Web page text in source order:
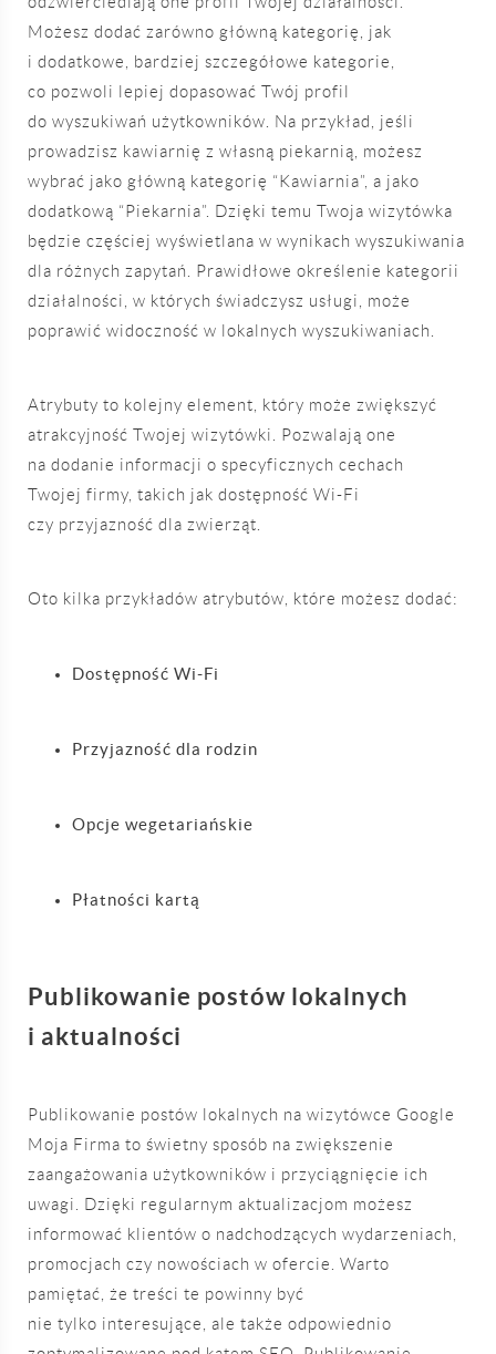
Możesz dodać zarówno główną kategorię, jak
i dodatkowe, bardziej szczegółowe kategorie,
co pozwoli lepiej dopasować Twój profil
do wyszukiwań użytkowników. Na przykład, jeśli
prowadzisz kawiarnię z własną piekarnią, możesz
wybrać jako główną kategorię “Kawiarnia”, a jako
dodatkową “Piekarnia”. Dzięki temu Twoja wizytówka
będzie częściej wyświetlana w wynikach wyszukiwania
dla różnych zapytań. Prawidłowe określenie kategorii
działalności, w których świadczysz usługi, może
poprawić widoczność w lokalnych wyszukiwaniach.
Atrybuty to kolejny element, który może zwiększyć
atrakcyjność Twojej wizytówki. Pozwalają one
na dodanie informacji o specyficznych cechach
Twojej firmy, takich jak dostępność Wi-Fi
czy przyjazność dla zwierząt.
Oto kilka przykładów atrybutów, które możesz dodać:
Dostępność Wi-Fi
Przyjazność dla rodzin
Opcje wegetariańskie
Płatności kartą
Publikowanie postów lokalnych
i aktualności
Publikowanie postów lokalnych na wizytówce Google
Moja Firma to świetny sposób na zwiększenie
zaangażowania użytkowników i przyciągnięcie ich
uwagi. Dzięki regularnym aktualizacjom możesz
informować klientów o nadchodzących wydarzeniach,
promocjach czy nowościach w ofercie. Warto
pamiętać, że treści te powinny być
nie tylko interesujące, ale także odpowiednio